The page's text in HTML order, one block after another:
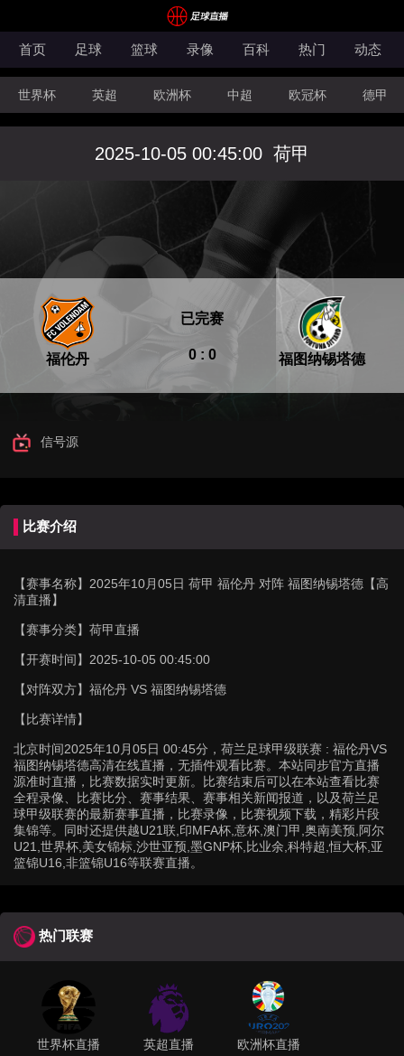
首页 足球 篮球 录像 百科 热门 动态
世界杯 英超 欧洲杯 中超 欧冠杯 德甲
CBA FIBA洲际杯
2025-10-05 00:45:00 荷甲
福伦丹 0 : 0
已完赛
福图纳锡塔德
信号源
比赛介绍
【赛事名称】 2025年10月05日 荷甲 福伦丹 对阵 福图纳锡塔德【高
清直播】
【赛事分类】 荷甲直播
【开赛时间】 2025-10-05 00:45:00
【对阵双方】 福伦丹 VS 福图纳锡塔德
【比赛详情】
北京时间2025年10月05日 00:45分，荷兰足球甲级联赛 : 福伦丹VS
福图纳锡塔德高清在线直播，无插件观看比赛。本站同步官方直播
源准时直播，比赛数据实时更新。比赛结束后可以在本站查看比赛
全程录像、比赛比分、赛事结果、赛事相关新闻报道，以及荷兰足
球甲级联赛的最新赛事直播，比赛录像，比赛视频下载，精彩片段
集锦等。同时还提供越U21联,印MFA杯,意杯,澳门甲,奥南美预,阿尔
U21,世界杯,美女锦标,沙世亚预,墨GNP杯,比业余,科特超,恒大杯,亚
篮锦U16,非篮锦U16等联赛直播。
热门联赛
世界杯直播 英超直播 欧洲杯直播